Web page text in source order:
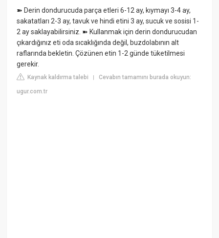
➽ Derin dondurucuda parça etleri 6-12 ay, kıymayı 3-4 ay,
sakatatları 2-3 ay, tavuk ve hindi etini 3 ay, sucuk ve sosisi 1-
2 ay saklayabilirsiniz. ➽ Kullanmak için derin dondurucudan
çıkardığınız eti oda sıcaklığında değil, buzdolabının alt
raflarında bekletin. Çözünen etin 1-2 günde tüketilmesi
gerekir.
Kaynak kaldırma talebi |Cevabın tamamını burada okuyun:
ugur.com.tr